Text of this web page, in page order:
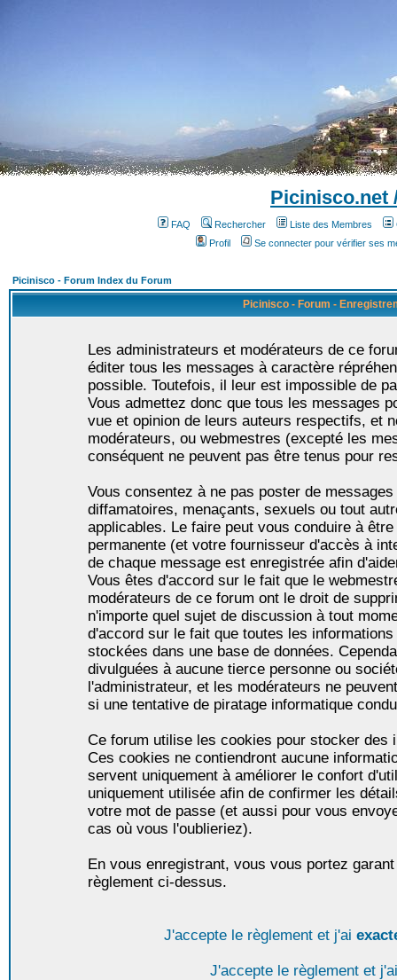
Picinisco.net
FAQ Rechercher Liste des Membres
Profil
Se connecter pour vérifier ses
Picinisco - Forum Index du Forum
Picinisco - Forum -
Les administrateurs et modérateurs de ce
éditer tous les messages à caractère
possible. Toutefois, il leur est impossible de
Vous admettez donc que tous les messages
vue et opinion de leurs auteurs respectifs, et
modérateurs, ou webmestres (excepté les
conséquent ne peuvent pas être tenus pour
Vous consentez à ne pas poster de
diffamatoires, menaçants, sexuels ou tout
applicables. Le faire peut vous conduire à
permanente (et votre fournisseur d'accès à
de chaque message est enregistrée afin
Vous êtes d'accord sur le fait que le
modérateurs de ce forum ont le droit de
n'importe quel sujet de discussion à tout
d'accord sur le fait que toutes les
stockées dans une base de données.
divulguées à aucune tierce personne ou
l'administrateur, et les modérateurs ne
si une tentative de piratage informatique
Ce forum utilise les cookies pour stocker des
Ces cookies ne contiendront aucune
servent uniquement à améliorer le confort
uniquement utilisée afin de confirmer les
votre mot de passe (et aussi pour vous
cas où vous l'oublieriez).
En vous enregistrant, vous vous portez
règlement ci-dessus.
J'accepte le règlement et j'ai
J'accepte le règlement et